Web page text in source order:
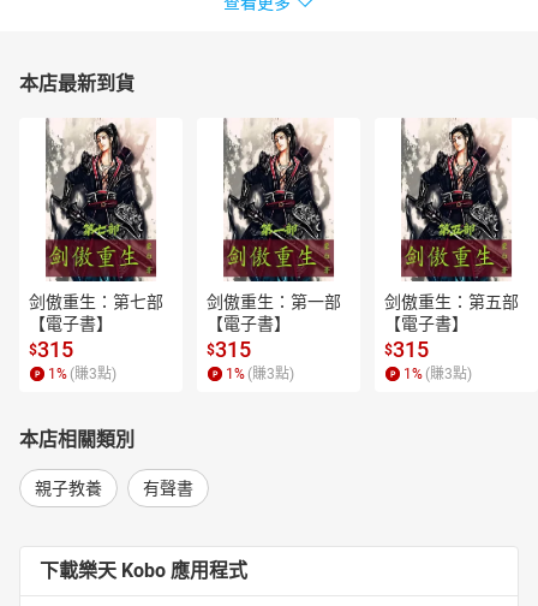
049春天在哪里
051割稻謠
052掛油瓶
053黃狗抬轎
054火金姑
055六稀奇
056秋風來了
057山歌
058十二月花
059天烏烏
060月光光
062初一場
063春神
064顧老頭
065海之頌
067屁
068蝸牛
本店最新到貨
剑傲重生：第七部
【電子書】
$315
1 % (賺3點)
剑傲重生：第一部
【電子書】
$315
1 % (賺3點)
剑傲重生：第五部
【電子書】
$315
1 % (賺3點)
本店相關類別
親子教養 有聲書
下載樂天 Kobo 應用程式